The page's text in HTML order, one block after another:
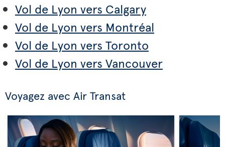
Vol de Lyon vers Calgary
Vol de Lyon vers Montréal
Vol de Lyon vers Toronto
Vol de Lyon vers Vancouver
Voyagez avec Air Transat